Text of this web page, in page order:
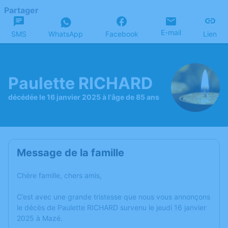
Partager
SMS WhatsApp Facebook E-mail Lien
Paulette RICHARD
décédée le 16 janvier 2025 à l'âge de 85 ans
Message de la famille
Chère famille, chers amis,
C’est avec une grande tristesse que nous vous annonçons
le décès de Paulette RICHARD survenu le jeudi 16 janvier
2025 à Mazé.